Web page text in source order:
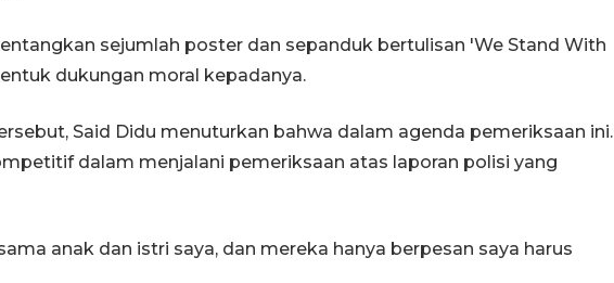
sejumlah poster dan sepanduk bertulisan 'We Stand With
dukungan moral kepadanya.
Said Didu menuturkan bahwa dalam agenda pemeriksaan ini.
dalam menjalani pemeriksaan atas laporan polisi yang
anak dan istri saya, dan mereka hanya berpesan saya harus